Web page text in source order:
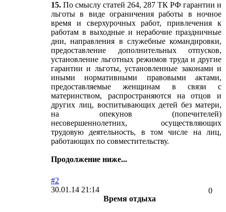
15. По смыслу статей 264, 287 ТК РФ гарантии и
льготы в виде ограничения работы в ночное
время и сверхурочных работ, привлечения к
работам в выходные и нерабочие праздничные
дни, направления в служебные командировки,
предоставление дополнительных отпусков,
установление льготных режимов труда и другие
гарантии и льготы, установленные законами и
иными нормативными правовыми актами,
предоставляемые женщинам в связи с
материнством, распространяются на отцов и
других лиц, воспитывающих детей без матери,
на опекунов (попечителей)
несовершеннолетних, осуществляющих
трудовую деятельность, в том числе на лиц,
работающих по совместительству.
Продолжение ниже...
#2
0
30.01.14 21:14
Время отдыха